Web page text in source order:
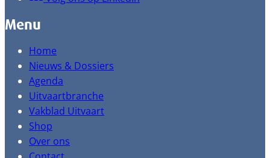
Menu
Home
Nieuws & Dossiers
Agenda
Uitvaartbranche
Vakblad Uitvaart
Shop
Over ons